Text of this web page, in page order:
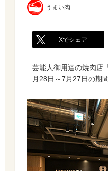
うまい肉
Xでシェア
芸能人御用達の焼肉店
月28日～7月27日の期